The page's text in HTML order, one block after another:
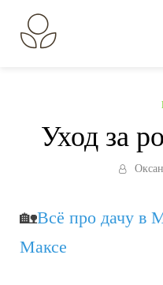
содержанию
Уход за
🏡Всё про дачу в
Максе